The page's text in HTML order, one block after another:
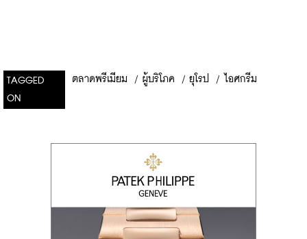
TAGGED
ON
ตลาดพรีเมียม / ผู้บริโภค / ยุโรป / ไอศกรีม